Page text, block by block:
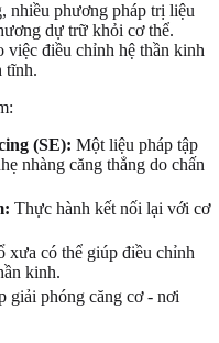
nhiều phương pháp trị liệu
dự trữ khỏi cơ thể.
việc điều chỉnh hệ thần kinh
tĩnh.
(SE): Một liệu pháp tập
nhàng căng thẳng do chấn
Thực hành kết nối lại với cơ
xưa có thể giúp điều chỉnh
kinh.
giải phóng căng cơ - nơi